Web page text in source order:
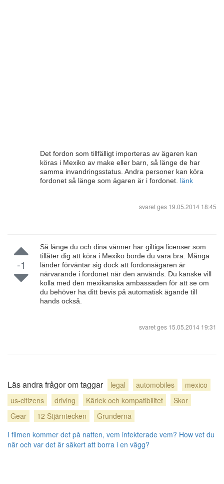
Det fordon som tillfälligt importeras av ägaren kan
köras i Mexiko av make eller barn, så länge de har
samma invandringsstatus. Andra personer kan köra
fordonet så länge som ägaren är i fordonet. länk
svaret ges 19.05.2014 18:45
-1
Så länge du och dina vänner har giltiga licenser som
tillåter dig att köra i Mexiko borde du vara bra. Många
länder förväntar sig dock att fordonsägaren är
närvarande i fordonet när den används. Du kanske vill
kolla med den mexikanska ambassaden för att se om
du behöver ha ditt bevis på automatisk ägande till
hands också.
svaret ges 15.05.2014 19:31
Läs andra frågor om taggar legal automobiles
mexico
us-citizens
driving Kärlek och kompatibilitet
Skor
Gear
12 Stjärntecken
Grunderna
I filmen kommer det på natten, vem infekterade vem? How vet du
när och var det är säkert att borra i en vägg?